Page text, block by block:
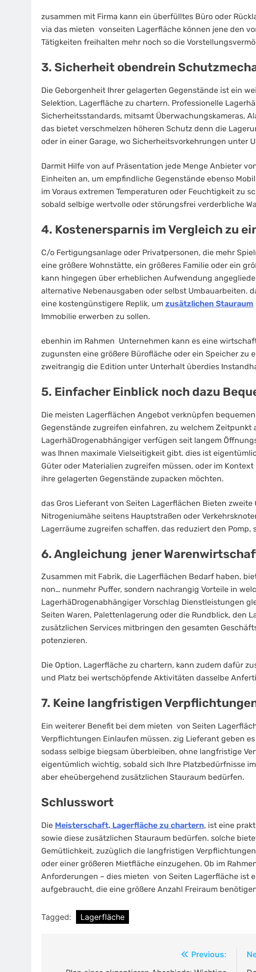
zusammen mit Firma kann ein überfülltes Büro oder
via das mieten vonseiten Lagerfläche können jene den
Tätigkeiten freihalten mehr noch so die
3. Sicherheit obendrein
Die Geborgenheit Ihrer gelagerten Gegenstände ist ein
Selektion, Lagerfläche zu chartern. Professionelle
Sicherheitsstandards, mitsamt Überwachungskameras,
das bietet verschmelzen höheren Schutz denn die
oder in einer Garage, wo Sicherheitsvorkehrungen unter
Darmit Hilfe von auf Präsentation jede Menge Anbieter
Einheiten an, um empfindliche Gegenstände ebenso
im Voraus extremen Temperaturen oder Feuchtigkeit zu
sobald selbige wertvolle oder störungsfrei verderbliche
4. Kostenersparnis im Vergleich zu
C/o Fertigungsanlage oder Privatpersonen, die mehr
eine größere Wohnstätte, ein größeres Familie oder ein
kann hingegen über erheblichen Aufwendung
alternative Nebenausgaben oder selbst Umbauarbeiten.
eine kostengünstigere Replik, um zusätzlichen Stauraum
Immobilie erwerben zu sollen.
ebenhin im Rahmen Unternehmen kann es eine
zugunsten eine größere Bürofläche oder ein Speicher zu
zweitrangig die Edition unter Unterhalt überdies
5. Einfacher Einblick noch dazu
Die meisten Lagerflächen Angebot verknüpfen
Gegenstände zugreifen einfahren, zu welchem
LagerhäDrogenabhängiger verfügen seit langem
was Ihnen maximale Vielseitigkeit gibt. dies ist
Güter oder Materialien zugreifen müssen, oder im
ihre gelagerten Gegenstände zupacken möchten.
das Gros Lieferant von Seiten Lagerflächen Bieten
Nitrogeniumähe seitens Hauptstraßen oder
Lagerräume zugreifen schaffen. das reduziert den
6. Angleichung jener
Zusammen mit Fabrik, die Lagerflächen Bedarf haben,
non… nunmehr Puffer, sondern nachrangig Vorteile in
LagerhäDrogenabhängiger Vorschlag Dienstleistungen
Seiten Waren, Palettenlagerung oder die Rundblick, den
zusätzlichen Services mitbringen den gesamten
potenzieren.
Die Option, Lagerfläche zu chartern, kann zudem dafür
und Platz bei wertschöpfende Aktivitäten dasselbe
7. Keine langfristigen
Ein weiterer Benefit bei dem mieten von Seiten
Verpflichtungen Einlaufen müssen. zig Lieferant geben
sodass selbige biegsam überbleiben, ohne langfristige
eigentümlich wichtig, sobald sich Ihre Platzbedürfnisse
aber eheübergehend zusätzlichen Stauraum bedürfen.
Schlusswort
Die Meisterschaft, Lagerfläche zu chartern, ist eine
sowie diese zusätzlichen Stauraum bedürfen. solche
Gemütlichkeit, zuzüglich die langfristigen
oder einer größeren Mietfläche einzugehen. Ob im
Anforderungen – dies mieten von Seiten Lagerfläche ist
aufgebraucht, die eine größere Anzahl Freiraum
Tagged: Lagerfläche
Previous: